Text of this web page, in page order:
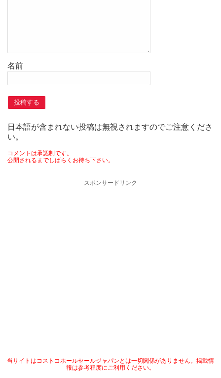
名前
日本語が含まれない投稿は無視されますのでご注意くださ
い。
コメントは承認制です。
公開されるまでしばらくお待ち下さい。
スポンサードリンク
当サイトはコストコホールセールジャパンとは一切関係がありません。掲載情
報は参考程度にご利用ください。